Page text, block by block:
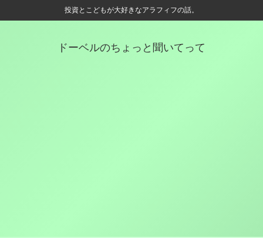
投資とこどもが大好きなアラフィフの話。
ドーベルのちょっと聞いてって